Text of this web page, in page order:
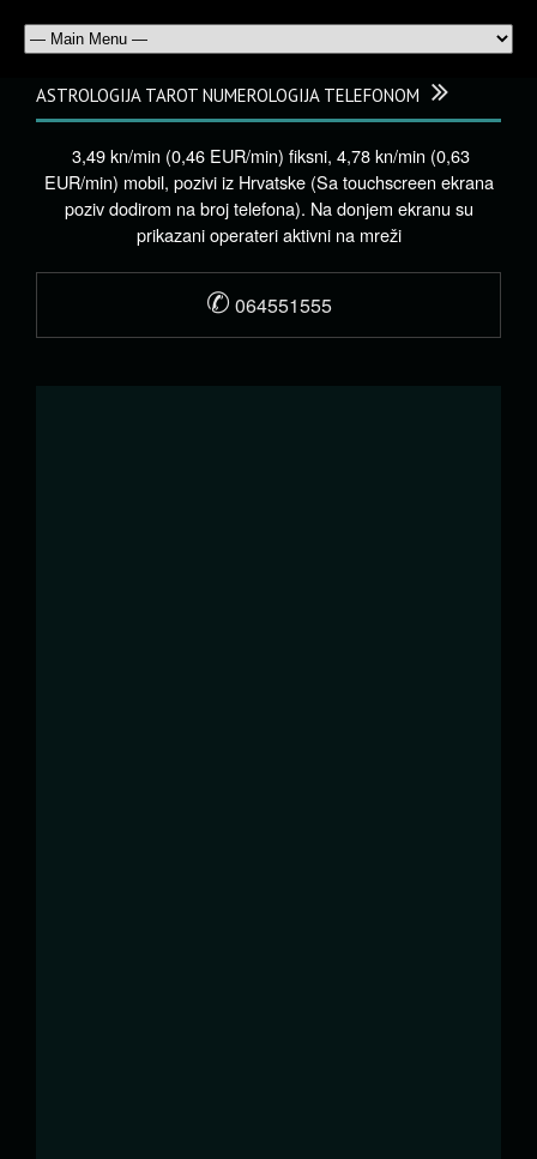
ASTROLOGIJA TAROT NUMEROLOGIJA TELEFONOM
3,49 kn/min (0,46 EUR/min) fiksni, 4,78 kn/min (0,63
EUR/min) mobil, pozivi iz Hrvatske (Sa touchscreen ekrana
poziv dodirom na broj telefona). Na donjem ekranu su
prikazani operateri aktivni na mreži
✆ 064551555